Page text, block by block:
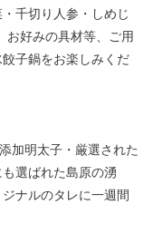
千切り人参・しめじ
お好みの具材等、ご用
子鍋をお楽しみくだ
加明太子・厳選された
選ばれた島原の湧
ナルのタレに一週間